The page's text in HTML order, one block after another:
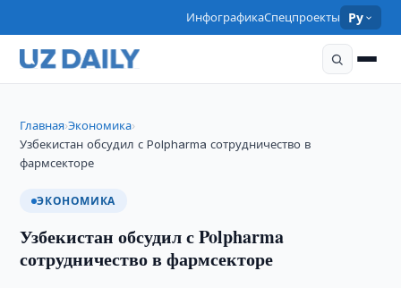
ИнфографикаСпецпроекты Ру
Главная›Экономика›
Узбекистан обсудил с Polpharma сотрудничество в
фармсекторе
ЭКОНОМИКА
Узбекистан обсудил с Polpharma
сотрудничество в фармсекторе